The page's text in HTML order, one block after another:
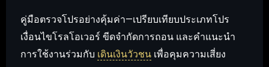
คู่มือตรวจโปรอย่างคุ้มค่า—เปรียบเทียบประเภทโปร
เงื่อนไขโรลโอเวอร์ ขีดจำกัดการถอน และคำแนะนำ
การใช้งานร่วมกับ เดินเงินวัวชน เพื่อคุมความเสี่ยง